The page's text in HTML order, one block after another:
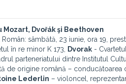
Mozart, Dvořák şi Beethoven
Român: sâmbătă, 23 iunie, ora 19,
în re minor K 173, Dvorak -
parteneriatului dintre Institutul
de origine română –
Lederlin – violoncel,